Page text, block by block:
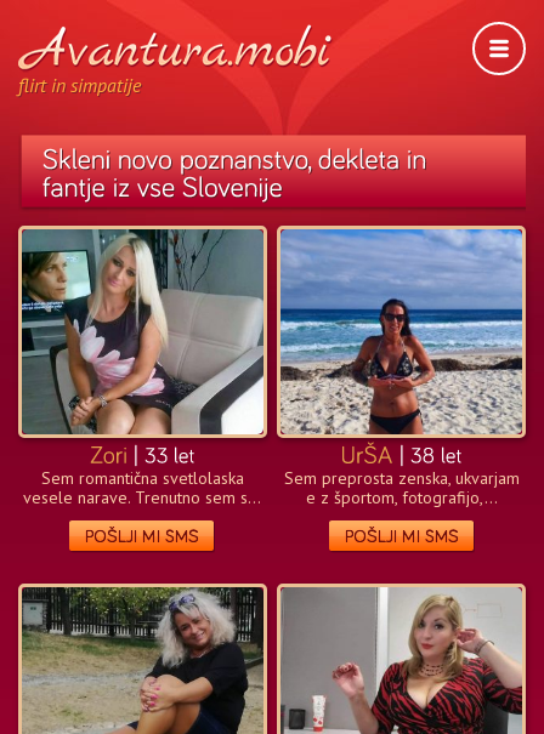
flirt in simpatije
Sem romantična svetlolaska
vesele narave. Trenutno sem s...
Sem preprosta zenska, ukvarjam
e z športom, fotografijo,...